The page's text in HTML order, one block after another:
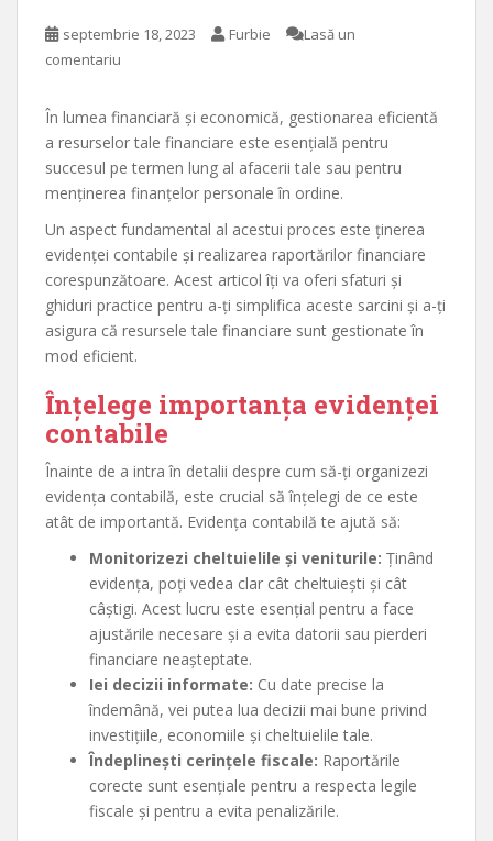
septembrie 18, 2023 Furbie
Lasă un
comentariu
În lumea financiară și economică, gestionarea eficientă
a resurselor tale financiare este esențială pentru
succesul pe termen lung al afacerii tale sau pentru
menținerea finanțelor personale în ordine.
Un aspect fundamental al acestui proces este ținerea
evidenței contabile și realizarea raportărilor financiare
corespunzătoare. Acest articol îți va oferi sfaturi și
ghiduri practice pentru a-ți simplifica aceste sarcini și a-ți
asigura că resursele tale financiare sunt gestionate în
mod eficient.
Înțelege importanța evidenței
contabile
Înainte de a intra în detalii despre cum să-ți organizezi
evidența contabilă, este crucial să înțelegi de ce este
atât de importantă. Evidența contabilă te ajută să:
Monitorizezi cheltuielile și veniturile: Ținând
evidența, poți vedea clar cât cheltuiești și cât
câștigi. Acest lucru este esențial pentru a face
ajustările necesare și a evita datorii sau pierderi
financiare neașteptate.
Iei decizii informate: Cu date precise la
îndemână, vei putea lua decizii mai bune privind
investițiile, economiile și cheltuielile tale.
Îndeplinești cerințele fiscale: Raportările
corecte sunt esențiale pentru a respecta legile
fiscale și pentru a evita penalizările.